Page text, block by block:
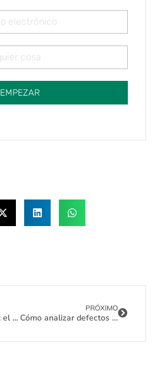
EMPEZAR
Un mañana brillante: el futuro de la HPBC y las innovaciones solares
PRÓXIMO
Cómo analizar defectos en paneles solares mediante imágenes de electroluminiscencia (EL)